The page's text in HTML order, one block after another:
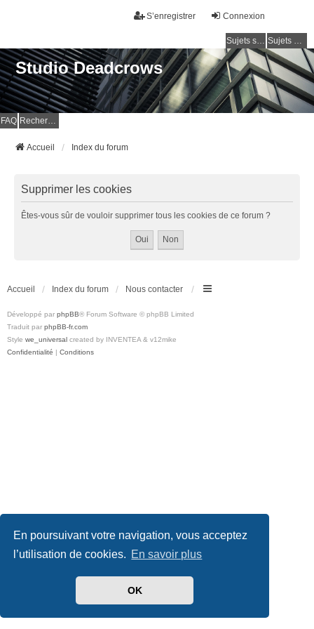
En poursuivant votre navigation, vous acceptez
l’utilisation de cookies. En savoir plus
OK
Connexion
S’enregistrer
Sujets sans réponse Sujets actifs
Studio Deadcrows
FAQ Rechercher
Accueil Index du forum
Supprimer les cookies
Êtes-vous sûr de vouloir supprimer tous les cookies de ce forum ?
Accueil Index du forum Nous contacter
Développé par phpBB® Forum Software © phpBB Limited
Traduit par phpBB-fr.com
Style we_universal created by INVENTEA & v12mike
Confidentialité | Conditions